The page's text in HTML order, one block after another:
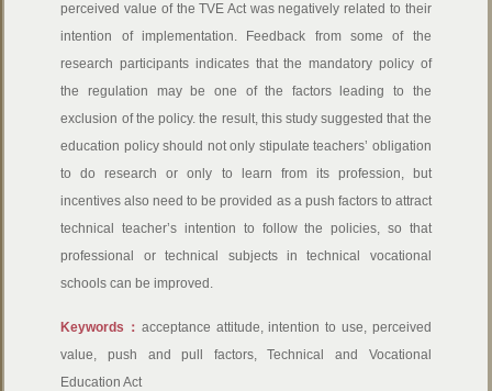
perceived value of the TVE Act was negatively related to their
intention of implementation. Feedback from some of the
research participants indicates that the mandatory policy of
the regulation may be one of the factors leading to the
exclusion of the policy. the result, this study suggested that the
education policy should not only stipulate teachers’ obligation
to do research or only to learn from its profession, but
incentives also need to be provided as a push factors to attract
technical teacher’s intention to follow the policies, so that
professional or technical subjects in technical vocational
schools can be improved.
Keywords： acceptance attitude, intention to use, perceived
value, push and pull factors, Technical and Vocational
Education Act